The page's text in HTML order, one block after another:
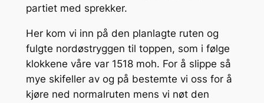
partiet med sprekker.
Her kom vi inn på den planlagte ruten og
fulgte nordøstryggen til toppen, som i følge
klokkene våre var 1518 moh. For å slippe så
mye skifeller av og på bestemte vi oss for å
kjøre ned normalruten mens vi nøt den